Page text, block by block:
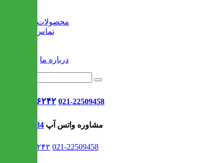
محصولات جدید
تماس با ما
درباره ما
021-۹۱۳۰۶۲۴۲ 021-22509458
09302308484 مشاوره واتس آپ
021-۹۱۳۰۶۲۴۲ 021-22509458